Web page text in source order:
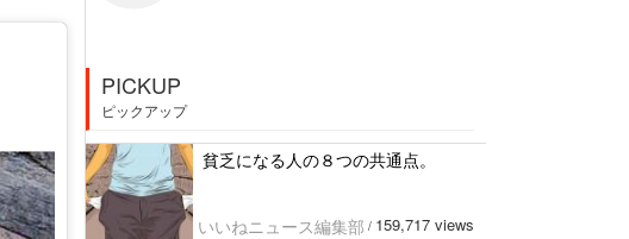
PICKUP
ピックアップ
貧乏になる人の８つの共通点。
いいねニュース編集部 / 159,717 views